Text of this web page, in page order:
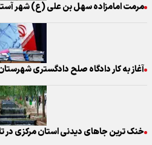
مرمت امامزاده سهل بن علی (ع) شهر
آغاز به کار دادگاه صلح دادگستری
خنک ترین جاهای دیدنی استان مرکزی در